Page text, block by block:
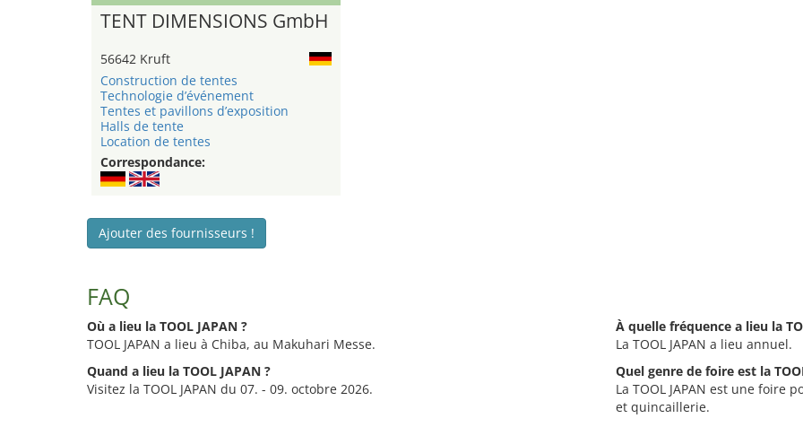
TENT DIMENSIONS GmbH
56642 Kruft
Construction de tentes
Technologie d’événement
Tentes et pavillons d’exposition
Halls de tente
Location de tentes
Correspondance:
Ajouter des fournisseurs !
FAQ
Où a lieu la TOOL JAPAN ?
TOOL JAPAN a lieu à Chiba, au Makuhari Messe.
Quand a lieu la TOOL JAPAN ?
Visitez la TOOL JAPAN du 07. - 09. octobre 2026.
À quelle fréquence a lieu la
La TOOL JAPAN a lieu annuel.
Quel genre de foire est la
La TOOL JAPAN est une foire
et quincaillerie.